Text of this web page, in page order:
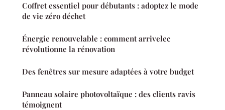
Coffret essentiel pour débutants : adoptez le mode
de vie zéro déchet
Énergie renouvelable : comment arrivelec
révolutionne la rénovation
Des fenêtres sur mesure adaptées à votre budget
Panneau solaire photovoltaïque : des clients ravis
témoignent